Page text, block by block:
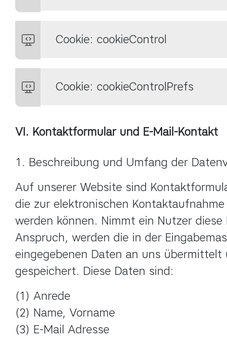
Cookie: cookieControl
Cookie: cookieControlPrefs
VI. Kontaktformular und E-Mail-Kontakt
1. Beschreibung und Umfang der
Auf unserer Website sind
die zur elektronischen
werden können. Nimmt ein Nutzer
Anspruch, werden die in der
eingegebenen Daten an uns übermittelt
gespeichert. Diese Daten sind:
(1) Anrede
(2) Name, Vorname
(3) E-Mail Adresse